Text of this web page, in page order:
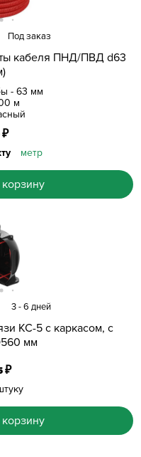
кабеля ПНД/ПВД d63
- 63 мм
м
Под заказ
₽
метр
КС-5 с каркасом, с
мм
3 - 6 дней
₽